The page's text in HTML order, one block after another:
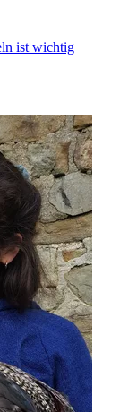
ist wichtig